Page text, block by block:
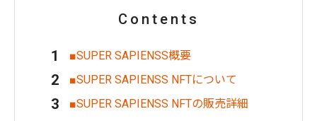
Contents
■SUPER SAPIENSS概要
■SUPER SAPIENSS NFTについて
■SUPER SAPIENSS NFTの販売詳細